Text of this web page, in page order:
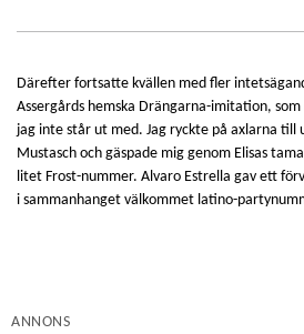
Därefter fortsatte kvällen med fler
Assergårds hemska Drängarna-imitation,
jag inte står ut med. Jag ryckte på axlarna till
Mustasch och gäspade mig genom Elisas
litet Frost-nummer. Alvaro Estrella gav ett
i sammanhanget välkommet latino-
ANNONS